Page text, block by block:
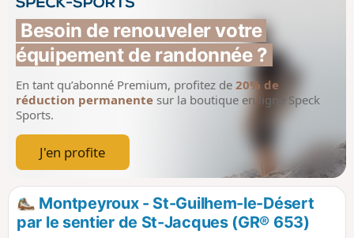
découvrir à nos amis sans refaire la longue
rando effectuée précédemment. Elle se
développe dans une formation géologique
très particulière appelée "ruffe" (terme
employé dans l'Hérault pour désigner les
terres rouges formées de pélites). La
randonnée se fait en aller/retour et ne
présente pas de difficultés particulières.
Besoin de renouveler votre
équipement de randonnée ?
En tant qu’abonné Premium, profitez de 20% de
réduction permanente sur la boutique en ligne Speck
Sports.
J'en profite
Montpeyroux - St-Guilhem-le-Désert
par le sentier de St-Jacques (GR® 653)